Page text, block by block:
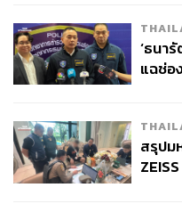
แบรนด์ของ Apple ในรูปแบ
หากมองที่จุดยืนต่อแบรนด์
รวมถึง FaceTime หรือ
สามารถที่เป็นมาตรฐานให
ในกลุ่มทุกปี ดังนั้นเมื่อ
บริษัทที่มีมูลค่า 2 ล้านล้านด
‘ธนา
แฉช่อ
สรุปม